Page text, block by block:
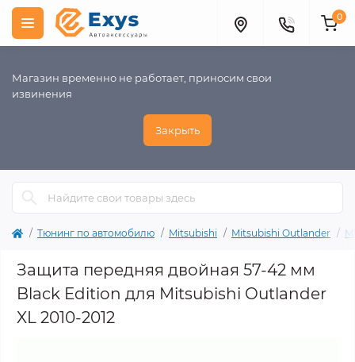
Магазин временно не работает, приносим свои
извинения
Закрыть
0
Тюнинг по автомобилю Mitsubishi Mitsubishi Outlander
Защита передняя двойная 57-42 мм
Black Edition для Mitsubishi Outlander
XL 2010-2012